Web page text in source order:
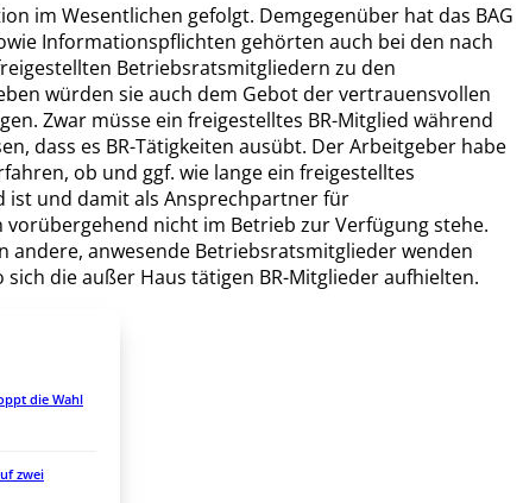
im Wesentlichen gefolgt. Demgegenüber hat das BAG
Informationspflichten gehörten auch bei den nach
Betriebsratsmitgliedern zu den
würden sie auch dem Gebot der vertrauensvollen
Zwar müsse ein freigestelltes BR-Mitglied während
dass es BR-Tätigkeiten ausübt. Der Arbeitgeber habe
ob und ggf. wie lange ein freigestelltes
ist und damit als Ansprechpartner für
nicht im Betrieb zur Verfügung stehe.
andere, anwesende Betriebsratsmitglieder wenden
die außer Haus tätigen BR-Mitglieder aufhielten.
die Wahl
zwei